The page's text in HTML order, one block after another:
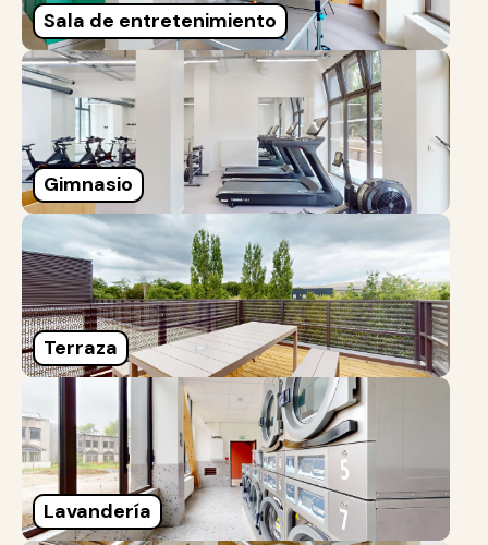
Sala de entretenimiento
Gimnasio
Terraza
Lavandería